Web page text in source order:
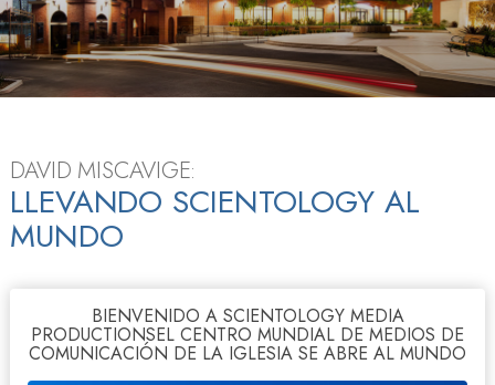
DAVID MISCAVIGE:
LLEVANDO SCIENTOLOGY AL
MUNDO
BIENVENIDO A SCIENTOLOGY MEDIA
PRODUCTIONSEL CENTRO MUNDIAL DE MEDIOS DE
COMUNICACIÓN DE LA IGLESIA SE ABRE AL MUNDO